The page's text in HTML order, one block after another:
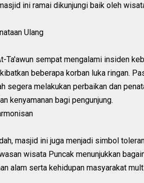
ini ramai dikunjungi baik oleh
Ulang
Ta'awun sempat mengalami insiden
beberapa korban luka ringan.
segera melakukan perbaikan dan
kenyamanan bagi pengunjung.
masjid ini juga menjadi simbol
wisata Puncak menunjukkan
alam serta kehidupan masyarakat